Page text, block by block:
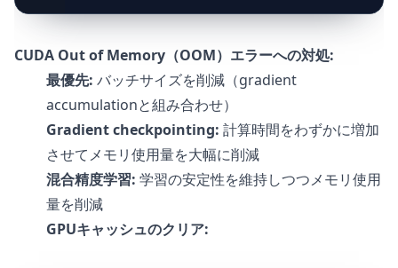
CUDA Out of Memory（OOM）エラーへの対処:
最優先: バッチサイズを削減（gradient
accumulationと組み合わせ）
Gradient checkpointing: 計算時間をわずかに増加
させてメモリ使用量を大幅に削減
混合精度学習: 学習の安定性を維持しつつメモリ使用
量を削減
GPUキャッシュのクリア: